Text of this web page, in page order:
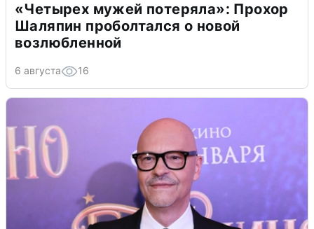
«Четырех мужей потеряла»: Прохор
Шаляпин проболтался о новой
возлюбленной
6 августа 16